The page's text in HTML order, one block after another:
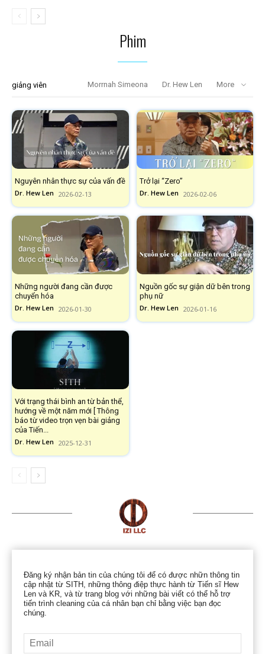
Phim
giảng viên Morrnah Simeona Dr. Hew Len More
Nguyên nhân thực sự của vấn đề
Dr. Hew Len 2026-02-13
Trở lại “Zero”
Dr. Hew Len 2026-02-06
Những người đang cần được
chuyển hóa
Dr. Hew Len 2026-01-30
Nguồn gốc sự giận dữ bên trong
phụ nữ
Dr. Hew Len 2026-01-16
Với trạng thái bình an từ bản thể,
hướng về một năm mới [ Thông
báo từ video trọn vẹn bài giảng
của Tiến...
Dr. Hew Len 2025-12-31
Đăng ký nhận bản tin của chúng tôi để có được nhữn thông tin
cập nhật từ SITH, những thông điệp thực hành từ Tiến sĩ Hew
Len và KR, và từ trang blog với những bài viết có thể hỗ trợ
tiến trình cleaning của cá nhân bạn chỉ bằng việc bạn đọc
chúng.